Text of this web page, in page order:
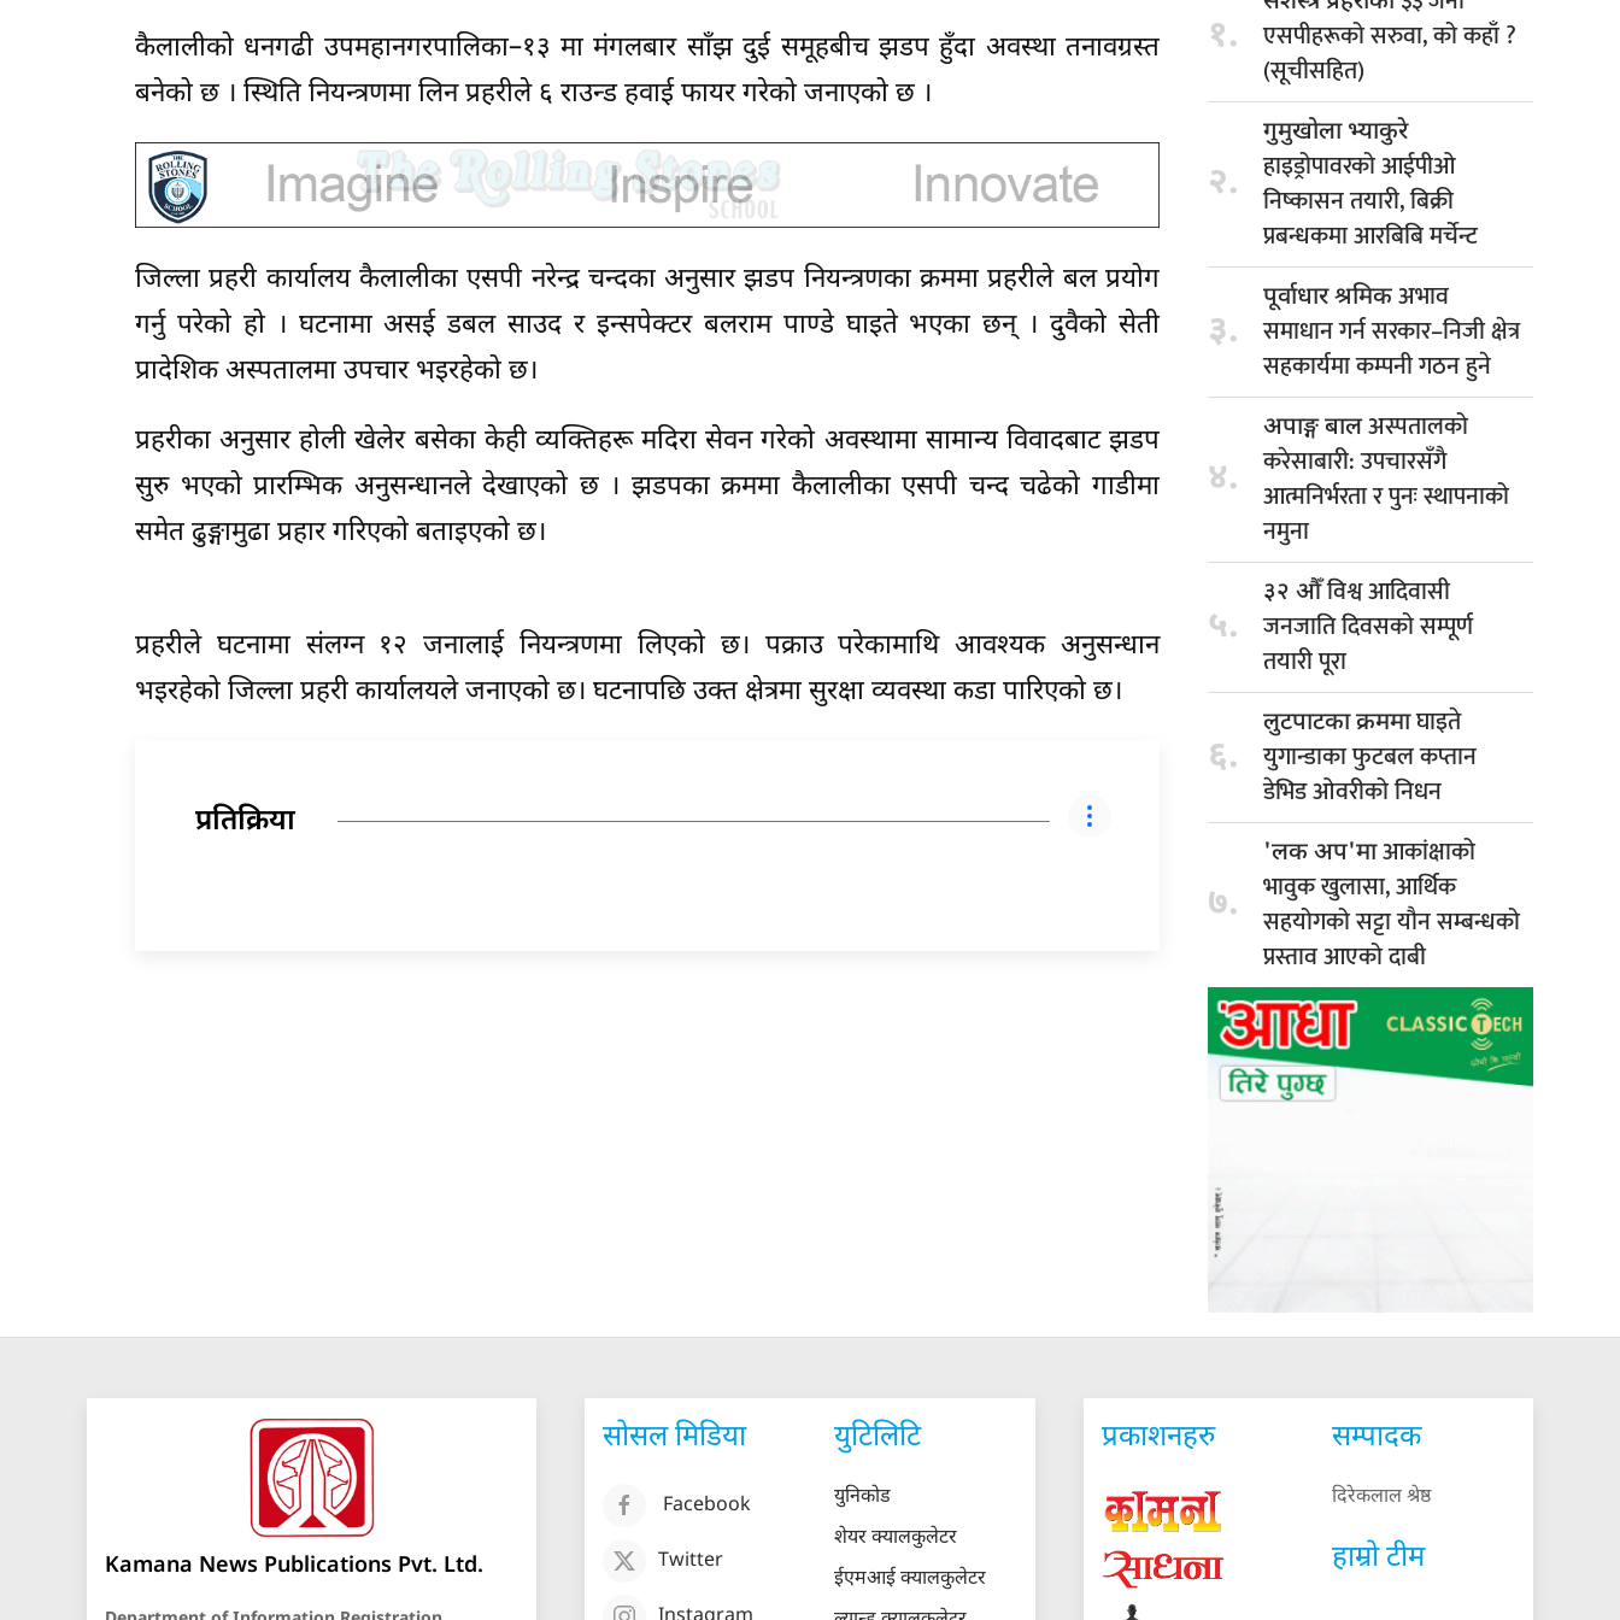
कैलालीको धनगढी उपमहानगरपालिका–१३ मा मंगलबार साँझ दुई समूहबीच झडप हुँदा अवस्था तनावग्रस्त
बनेको छ । स्थिति नियन्त्रणमा लिन प्रहरीले ६ राउन्ड हवाई फायर गरेको जनाएको छ ।
जिल्ला प्रहरी कार्यालय कैलालीका एसपी नरेन्द्र चन्दका अनुसार झडप नियन्त्रणका क्रममा प्रहरीले बल प्रयोग
गर्नु परेको हो । घटनामा असई डबल साउद र इन्सपेक्टर बलराम पाण्डे घाइते भएका छन् । दुवैको सेती
प्रादेशिक अस्पतालमा उपचार भइरहेको छ।
प्रहरीका अनुसार होली खेलेर बसेका केही व्यक्तिहरू मदिरा सेवन गरेको अवस्थामा सामान्य विवादबाट झडप
सुरु भएको प्रारम्भिक अनुसन्धानले देखाएको छ । झडपका क्रममा कैलालीका एसपी चन्द चढेको गाडीमा
समेत ढुङ्गामुढा प्रहार गरिएको बताइएको छ।
प्रहरीले घटनामा संलग्न १२ जनालाई नियन्त्रणमा लिएको छ। पक्राउ परेकामाथि आवश्यक अनुसन्धान
भइरहेको जिल्ला प्रहरी कार्यालयले जनाएको छ। घटनापछि उक्त क्षेत्रमा सुरक्षा व्यवस्था कडा पारिएको छ।
प्रतिक्रिया
१.
एसपीहरूको सरुवा, को कहाँ ?
(सूचीसहित)
२.
गुमुखोला भ्याकुरे
हाइड्रोपावरको आईपीओ
निष्कासन तयारी, बिक्री
प्रबन्धकमा आरबिबि मर्चेन्ट
३.
पूर्वाधार श्रमिकअभाव
समाधान गर्न सरकार–निजी क्षेत्र
सहकार्यमा कम्पनी गठन हुने
४.
अपाङ्ग बालअस्पतालको
करेसाबारी: उपचारसँगै
आत्मनिर्भरता र पुनः स्थापनाको
नमुना
५.
३२ औँविश्व आदिवासी
जनजाति दिवसको सम्पूर्ण
तयारी पूरा
६.
लुटपाटका क्रममाघाइते
युगान्डाका फुटबल कप्तान
डेभिड ओवरीको निधन
७.
'लक अप'माआकांक्षाको
भावुक खुलासा, आर्थिक
सहयोगको सट्टा यौन सम्बन्धको
प्रस्ताव आएको दाबी
Kamana News Publications Pvt. Ltd.
सोसल मिडिया
Facebook
Twitter
युटिलिटि
युनिकोड
शेयर क्यालकुलेटर
ईएमआई क्यालकुलेटर
प्रकाशनहरु सम्पादक
दिरेकलाल श्रेष्ठ
हाम्रो टीम